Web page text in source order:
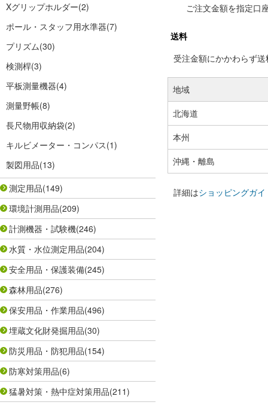
Xグリップホルダー(2)
ポール・スタッフ用水準器(7)
プリズム(30)
検測桿(3)
平板測量機器(4)
測量野帳(8)
長尺物用収納袋(2)
キルビメーター・コンパス(1)
製図用品(13)
測定用品(149)
環境計測用品(209)
計測機器・試験機(246)
水質・水位測定用品(204)
安全用品・保護装備(245)
森林用品(276)
保安用品・作業用品(496)
埋蔵文化財発掘用品(30)
防災用品・防犯用品(154)
防寒対策用品(6)
猛暑対策・熱中症対策用品(211)
ご注文金額を指定口
送料
受注金額にかかわらず
地域
北海道
本州
沖縄・離島
詳細はショッピングガイ